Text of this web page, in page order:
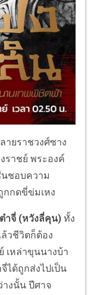
ายราชวงศ์ซาง
ราชย์ พระองค์
นชอบความ
กกดขี่ข่มเหง
ต๋าจี่ (หวังลี่คุน) ทั้ง
วชีวิตก็ต้อง
เหล่าขุนนางบ้า
ได้ถูกส่งไปเป็น
างนั้น ปีศาจ